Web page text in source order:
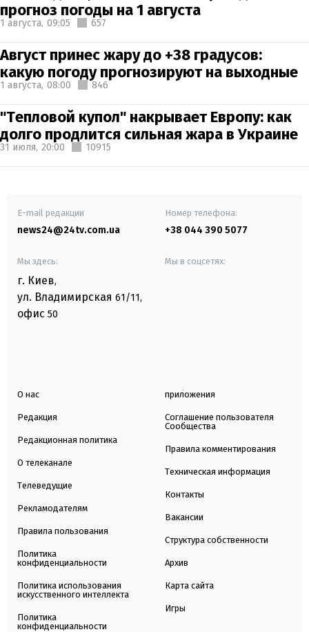
прогноз погоды на 1 августа
1 августа, 09:05 657
Август принес жару до +38 градусов:
какую погоду прогнозируют на выходные
1 августа, 08:00 846
"Тепловой купол" накрывает Европу: как
долго продлится сильная жара в Украине
31 июля, 20:00 10915
E-mail редакции
news24@24tv.com.ua
Номер телефона:
+38 044 390 5077
Мы здесь:
г. Киев,
ул. Владимирская 61/11,
офис 50
Мы в соцсетях:
О нас
Редакция
Редакционная политика
О телеканале
Телеведущие
Рекламодателям
Правила пользования
Политика
конфиденциальности
Политика использования
искусственного интеллекта
Политика
конфиденциальности
приложения
Соглашение пользователя
Сообщества
Правила комментирования
Техническая информация
Контакты
Вакансии
Структура собственности
Архив
Карта сайта
Игры